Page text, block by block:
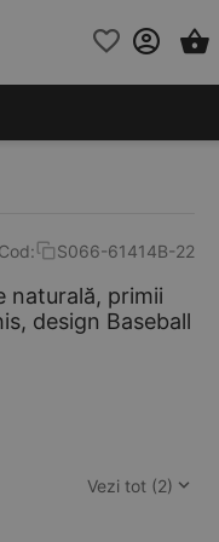
Cod:
S066-61414B-22
naturală, primii
design Baseball
Vezi tot (2)